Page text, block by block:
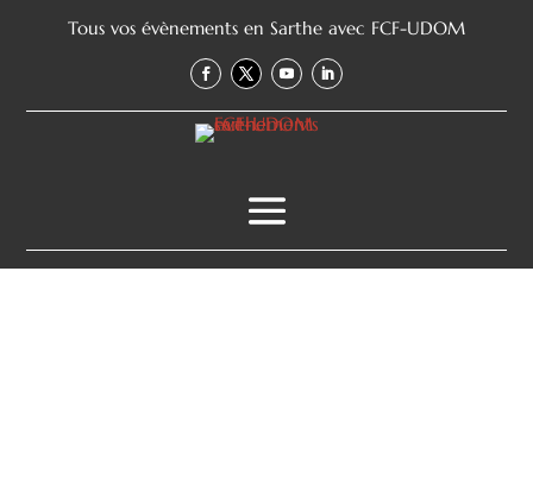
Tous vos évènements en Sarthe avec FCF-UDOM